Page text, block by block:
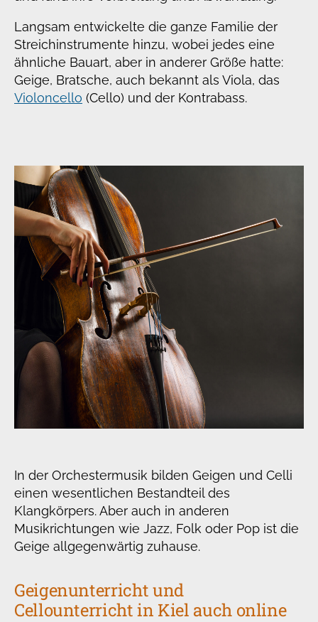
Langsam entwickelte die ganze Familie der
Streichinstrumente hinzu, wobei jedes eine
ähnliche Bauart, aber in anderer Größe hatte:
Geige, Bratsche, auch bekannt als Viola, das
Violoncello (Cello) und der Kontrabass.
In der Orchestermusik bilden Geigen und Celli
einen wesentlichen Bestandteil des
Klangkörpers. Aber auch in anderen
Musikrichtungen wie Jazz, Folk oder Pop ist die
Geige allgegenwärtig zuhause.
Geigenunterricht und
Cellounterricht in Kiel auch online